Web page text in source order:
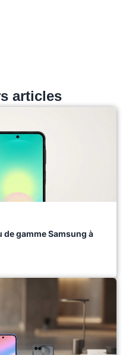
articles
de gamme Samsung à